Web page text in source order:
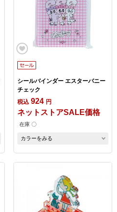
シールバインダー エスターバニー
チェック
税込 924 円
ネットストアSALE価格
在庫 〇
カラーをみる